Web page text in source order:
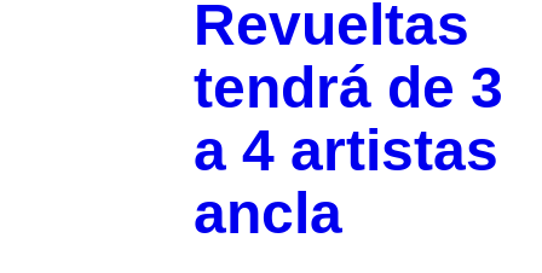
Revueltas
tendrá de 3
a 4 artistas
ancla